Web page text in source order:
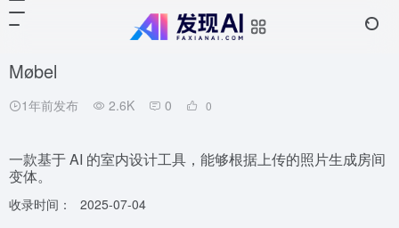
Møbel
1年前发布 2.6K 0 0
一款基于 AI 的室内设计工具，能够根据上传的照片生成房间
变体。
收录时间： 2025-07-04